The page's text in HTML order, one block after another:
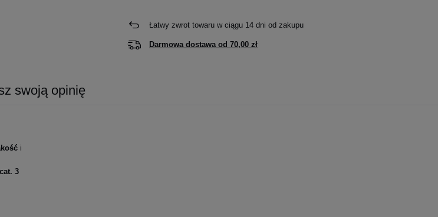
Łatwy zwrot towaru w ciągu 14dni od zakupu
Darmowa dostawa od 70,00 zł
swoją opinię
i
3